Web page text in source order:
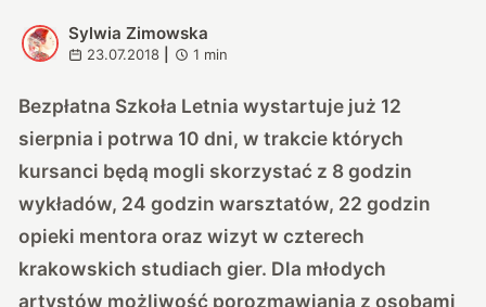
S
Sylwia Zimowska
23.07.2018 1 min
Bezpłatna Szkoła Letnia wystartuje już 12
sierpnia i potrwa 10 dni, w trakcie których
kursanci będą mogli skorzystać z 8 godzin
wykładów, 24 godzin warsztatów, 22 godzin
opieki mentora oraz wizyt w czterech
krakowskich studiach gier. Dla młodych
artystów możliwość porozmawiania z osobami